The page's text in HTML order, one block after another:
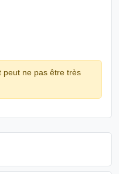
ne pas être très